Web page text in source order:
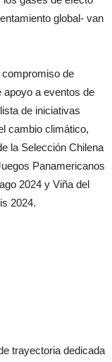
global- van
de
apoyo a eventos de
de iniciativas
cambio climático,
la Selección Chilena
Panamericanos
2024 y Viña del
2024.
trayectoria dedicada